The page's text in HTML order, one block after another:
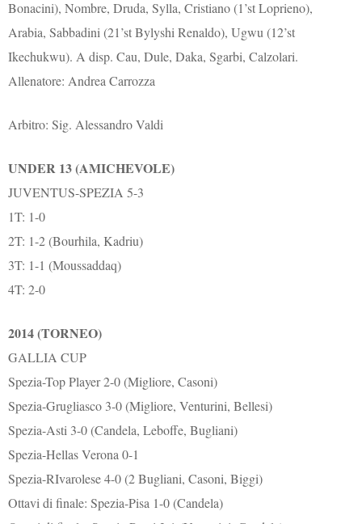
Bonacini), Nombre, Druda, Sylla, Cristiano (1’st Loprieno),
Arabia, Sabbadini (21’st Bylyshi Renaldo), Ugwu (12’st
Ikechukwu). A disp. Cau, Dule, Daka, Sgarbi, Calzolari.
Allenatore: Andrea Carrozza
Arbitro: Sig. Alessandro Valdi
UNDER 13 (AMICHEVOLE)
JUVENTUS-SPEZIA 5-3
1T: 1-0
2T: 1-2 (Bourhila, Kadriu)
3T: 1-1 (Moussaddaq)
4T: 2-0
2014 (TORNEO)
GALLIA CUP
Spezia-Top Player 2-0 (Migliore, Casoni)
Spezia-Grugliasco 3-0 (Migliore, Venturini, Bellesi)
Spezia-Asti 3-0 (Candela, Leboffe, Bugliani)
Spezia-Hellas Verona 0-1
Spezia-RIvarolese 4-0 (2 Bugliani, Casoni, Biggi)
Ottavi di finale: Spezia-Pisa 1-0 (Candela)